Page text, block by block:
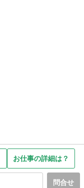
お仕事の詳細は？
問合せ